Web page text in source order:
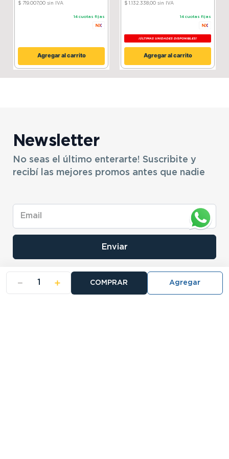
＋
－ COMPRAR
$ 719.007,00sin IVA
14 cuotas fijas
Agregar al carrito
$ 1.132.338,00sin IVA
14 cuotas fijas
¡ÚLTIMAS UNIDADES DISPONIBLES!
Agregar al carrito
Newsletter
No seas el último enterarte! Suscribite y
recibí las mejores promos antes que nadie
Enviar
- NOSOTROS